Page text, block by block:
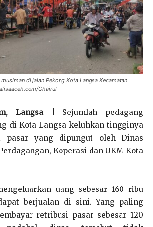
di jalan Pekong Kota Langsa Kecamatan
Chairul
Langsa |
Sejumlah pedagang
di Kota Langsa keluhkan tingginya
pasar yang dipungut oleh Dinas
Koperasi dan UKM Kota
uang sebesar 160 ribu
berjualan di sini. Yang paling
retribusi pasar sebesar 120